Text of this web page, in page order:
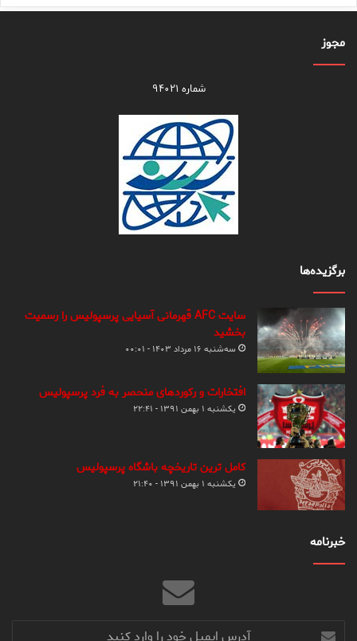
مجوز
شماره ۹۴۰۲۱
برگزیده‌ها
سایت AFC قهرمانی آسیایی پرسپولیس را رسمیت
بخشید
سه‌شنبه ۱۶ مرداد ۱۴۰۳ - ۰۰:۰۱
افتخارات و رکوردهای منحصر به فرد پرسپولیس
یکشنبه ۱ بهمن ۱۳۹۱ - ۲۲:۴۱
کامل ترین تاریخچه باشگاه پرسپولیس
یکشنبه ۱ بهمن ۱۳۹۱ - ۲۱:۴۰
خبرنامه
آدرس